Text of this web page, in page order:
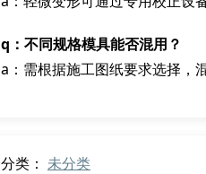
q：不同规格模具能否混用？
a：需根据施工图纸要求选择，
分类： 未分类